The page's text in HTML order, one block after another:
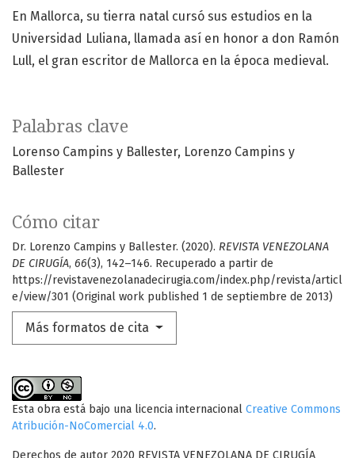
Palabras clave
Lorenso Campins y Ballester Lorenzo Campins y
Ballester
Cómo citar
Dr. Lorenzo Campins y Ballester. (2020). REVISTA VENEZOLANA
DE CIRUGÍA, 66(3), 142–146. Recuperado a partir de
https://revistavenezolanadecirugia.com/index.php/revista/articl
e/view/301 (Original work published 1 de septiembre de 2013)
Más formatos de cita
En Mallorca, su tierra natal cursó sus estudios en la
Universidad Luliana, llamada así en honor a don Ramón
Lull, el gran escritor de Mallorca en la época medieval.
Esta obra está bajo una licencia internacional Creative Commons
Atribución-NoComercial 4.0.